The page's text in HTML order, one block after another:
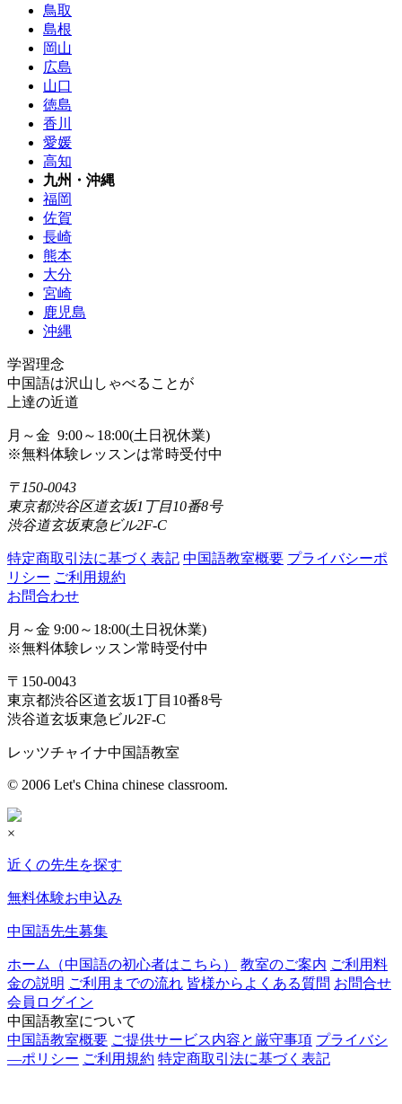
鳥取
島根
岡山
広島
山口
徳島
香川
愛媛
高知
九州・沖縄
福岡
佐賀
長崎
熊本
大分
宮崎
鹿児島
沖縄
学習理念
中国語は沢山しゃべることが
上達の近道
月～金 9:00～18:00(土日祝休業)
※無料体験レッスンは常時受付中
〒150-0043
東京都渋谷区道玄坂1丁目10番8号
渋谷道玄坂東急ビル2F-C
特定商取引法に基づく表記 中国語教室概要 プライバシーポ
リシー ご利用規約
お問合わせ
月～金 9:00～18:00(土日祝休業)
※無料体験レッスン常時受付中
〒150-0043
東京都渋谷区道玄坂1丁目10番8号
渋谷道玄坂東急ビル2F-C
レッツチャイナ中国語教室
© 2006 Let's China chinese classroom.
×
近くの先生を探す
無料体験お申込み
中国語先生募集
ホーム（中国語の初心者はこちら） 教室のご案内 ご利用料
金の説明 ご利用までの流れ 皆様からよくある質問 お問合せ
会員ログイン
中国語教室について
中国語教室概要 ご提供サービス内容と厳守事項 プライバシ
―ポリシー ご利用規約 特定商取引法に基づく表記